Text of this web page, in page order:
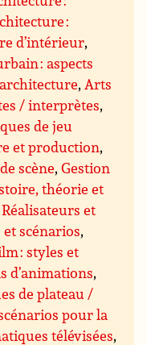
:
d’intérieur,
: aspects
,Arts
/ interprètes,
de jeu
et production,
scène,Gestion
théorie et
Réalisateurs et
scénarios,
: styles et
d’animations,
de plateau /
pour la
télévisées,